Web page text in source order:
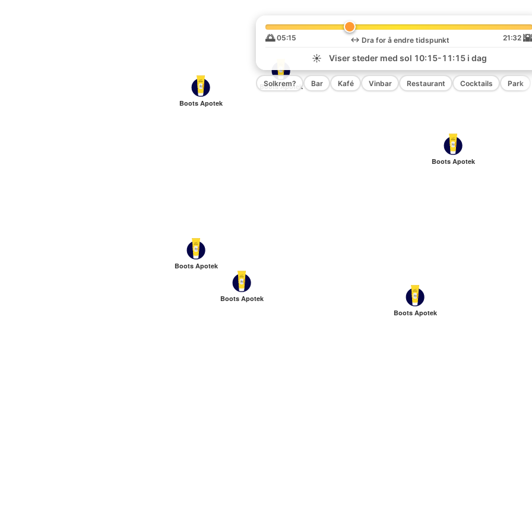
Boots Apotek
Boots Apotek
Boots Apotek
Boots Apotek
Boots Apotek
Boots Apotek
🌅 05:15 ↔️ Dra for å endre tidspunkt 21:32 🌇
☀️
Viser steder med sol 10:15-11:15i dag
Solkrem? Bar Kafé Vinbar Restaurant Cocktails Park